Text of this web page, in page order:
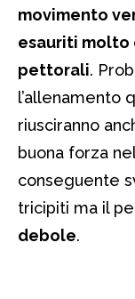
movimento
esauriti molto
pettorali.
l’allenamento
riusciranno
buona forza
conseguente
tricipiti ma il
debole.